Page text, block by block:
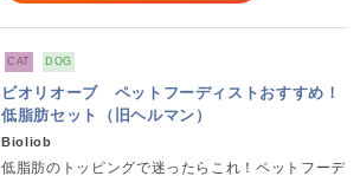
CAT DOG
ビオリオーブ ペットフーディストおすすめ！
低脂肪セット（旧ヘルマン）
Bioliob
低脂肪のトッピングで迷ったらこれ！ペットフーデ